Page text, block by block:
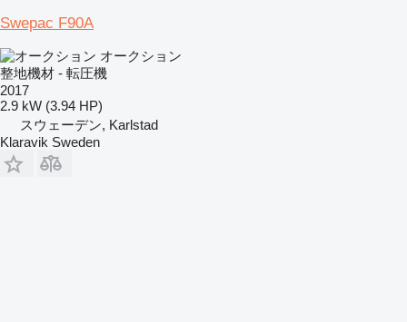
Swepac F90A
オークション
整地機材 - 転圧機
2017
2.9 kW (3.94 HP)
スウェーデン, Karlstad
Klaravik Sweden